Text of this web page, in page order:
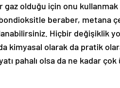
gaz olduğu için onu
beraber, metana
Hiçbir değişiklik
kimyasal olarak da pratik
pahalı olsa da ne kadar